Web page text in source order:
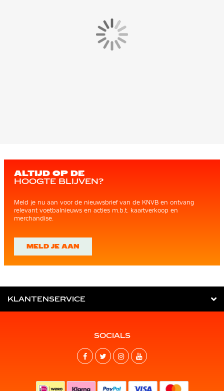
ALTIJD OP DE
HOOGTE BLIJVEN?
Meld je nu aan voor de nieuwsbrief van de KNVB en ontvang
relevant voetbalnieuws en acties m.b.t. kaartverkoop en
merchandise.
MELD JE AAN
KLANTENSERVICE
SOCIALS